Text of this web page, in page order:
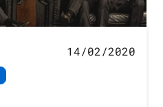
14/02/2020